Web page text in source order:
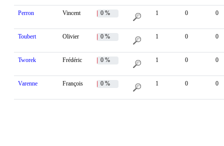
Perron Vincent 0 % 1 0 0
Toubert Olivier 0 % 1 0 0
Tworek Frédéric 0 % 1 0 0
Varenne François 0 % 1 0 0